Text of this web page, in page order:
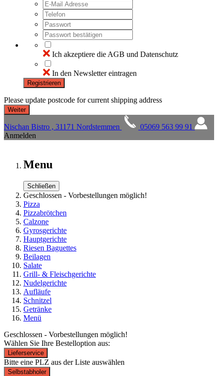
Ich akzeptiere die AGB und Datenschutz
In den Newsletter eintragen
Registrieren
Please update postcode for current shipping address
Nischan Bistro , 31171 Nordstemmen
05069 563 99 91
Anmelden
Menu
Schließen
Geschlossen - Vorbestellungen möglich!
Pizza
Pizzabrötchen
Calzone
Gyrosgerichte
Hauptgerichte
Riesen Baguettes
Beilagen
Salate
Grill- & Fleischgerichte
Nudelgerichte
Aufläufe
Schnitzel
Getränke
Menü
Geschlossen - Vorbestellungen möglich!
Wählen Sie Ihre Bestelloption aus:
Lieferservice
Bitte eine PLZ aus der Liste auswählen
Selbstabholer